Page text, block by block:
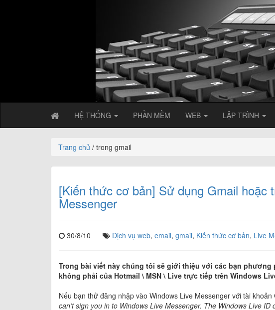
HỆ THỐNG PHẦN MỀM WEB LẬP TRÌNH
Trang chủ / trong gmail
[Kiến thức cơ bản] Sử dụng Gmail hoặc
Messenger
30/8/10 Dịch vụ web, email, gmail, Kiến thức cơ bản, Live
Trong bài viết này chúng tôi sẽ giới thiệu với các bạn
không phải của Hotmail \ MSN \ Live trực tiếp trên Windows
Nếu bạn thử đăng nhập vào Windows Live Messenger với tài
can’t sign you in to Windows Live Messenger. The Windows Live